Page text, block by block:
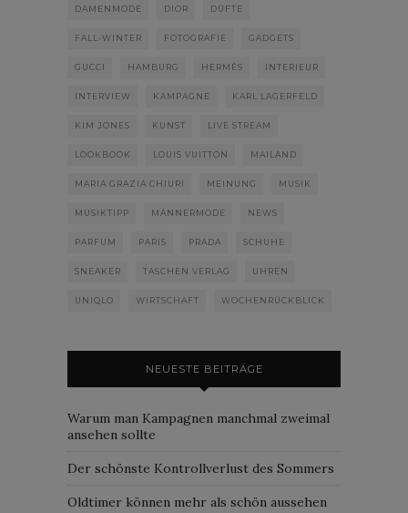
DAMENMODE DIOR DÜFTE
FALL-WINTER FOTOGRAFIE GADGETS
GUCCI HAMBURG HERMÈS INTERIEUR
INTERVIEW KAMPAGNE KARL LAGERFELD
KIM JONES KUNST LIVE STREAM
LOOKBOOK LOUIS VUITTON MAILAND
MARIA GRAZIA CHIURI MEINUNG MUSIK
MUSIKTIPP MÄNNERMODE NEWS
PARFUM PARIS PRADA SCHUHE
SNEAKER TASCHEN VERLAG UHREN
UNIQLO WIRTSCHAFT WOCHENRÜCKBLICK
NEUESTE BEITRÄGE
Warum man Kampagnen manchmal zweimal
ansehen sollte
Der schönste Kontrollverlust des Sommers
Oldtimer können mehr als schön aussehen